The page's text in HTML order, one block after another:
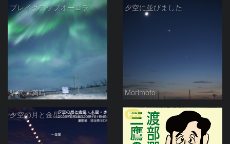
ブレイクアップオーロラ
駒沢 満晴
夕空に並びました
Morimoto
夕空の月と金星・木星・水星の接近 2026/6/18 PR